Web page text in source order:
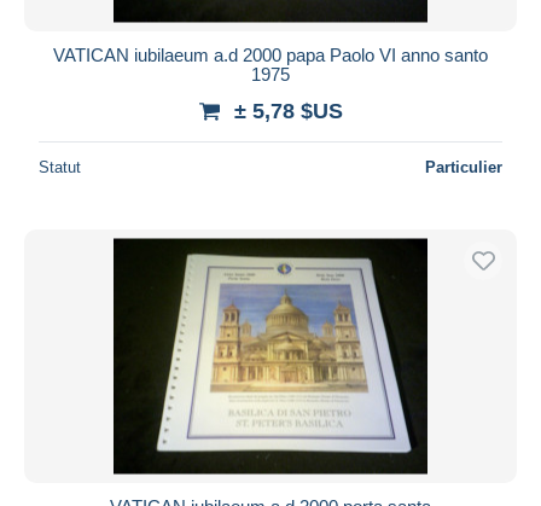
VATICAN iubilaeum a.d 2000 papa Paolo VI anno santo
1975
± 5,78 $US
Statut Particulier